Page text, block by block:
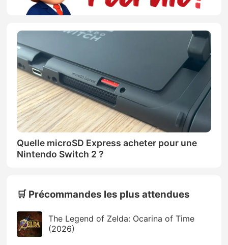
Quelle microSD Express acheter pour une
Nintendo Switch 2 ?
🛒 Précommandes les plus attendues
The Legend of Zelda: Ocarina of Time
(2026)